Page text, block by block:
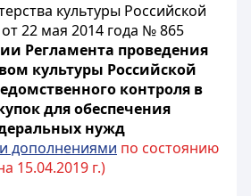
культуры Российской
22 мая 2014 года № 865
Регламента проведения
культуры Российской
контроля в
для обеспечения
нужд
дополнениями по состоянию
15.04.2019 г.)